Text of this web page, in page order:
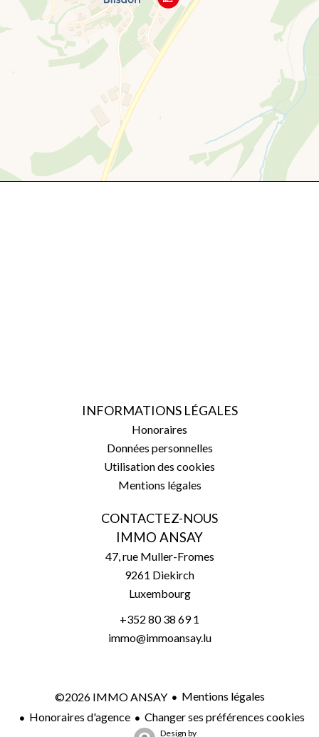
INFORMATIONS LÉGALES
Honoraires
Données personnelles
Utilisation des cookies
Mentions légales
CONTACTEZ-NOUS
IMMO ANSAY
47, rue Muller-Fromes
9261 Diekirch
Luxembourg
+352 80 38 69 1
immo@immoansay.lu
©2026 IMMO ANSAY
Mentions légales
Honoraires d'agence
Changer ses préférences cookies
Design by